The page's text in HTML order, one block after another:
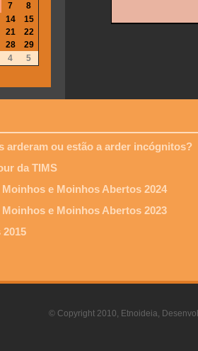
7
8
14
15
21
22
28
29
4 5
arderam ou estão a arder incógnitos?
da TIMS
Moinhos e Moinhos Abertos 2024
Moinhos e Moinhos Abertos 2023
© Copyright 2010, Etnoideia,